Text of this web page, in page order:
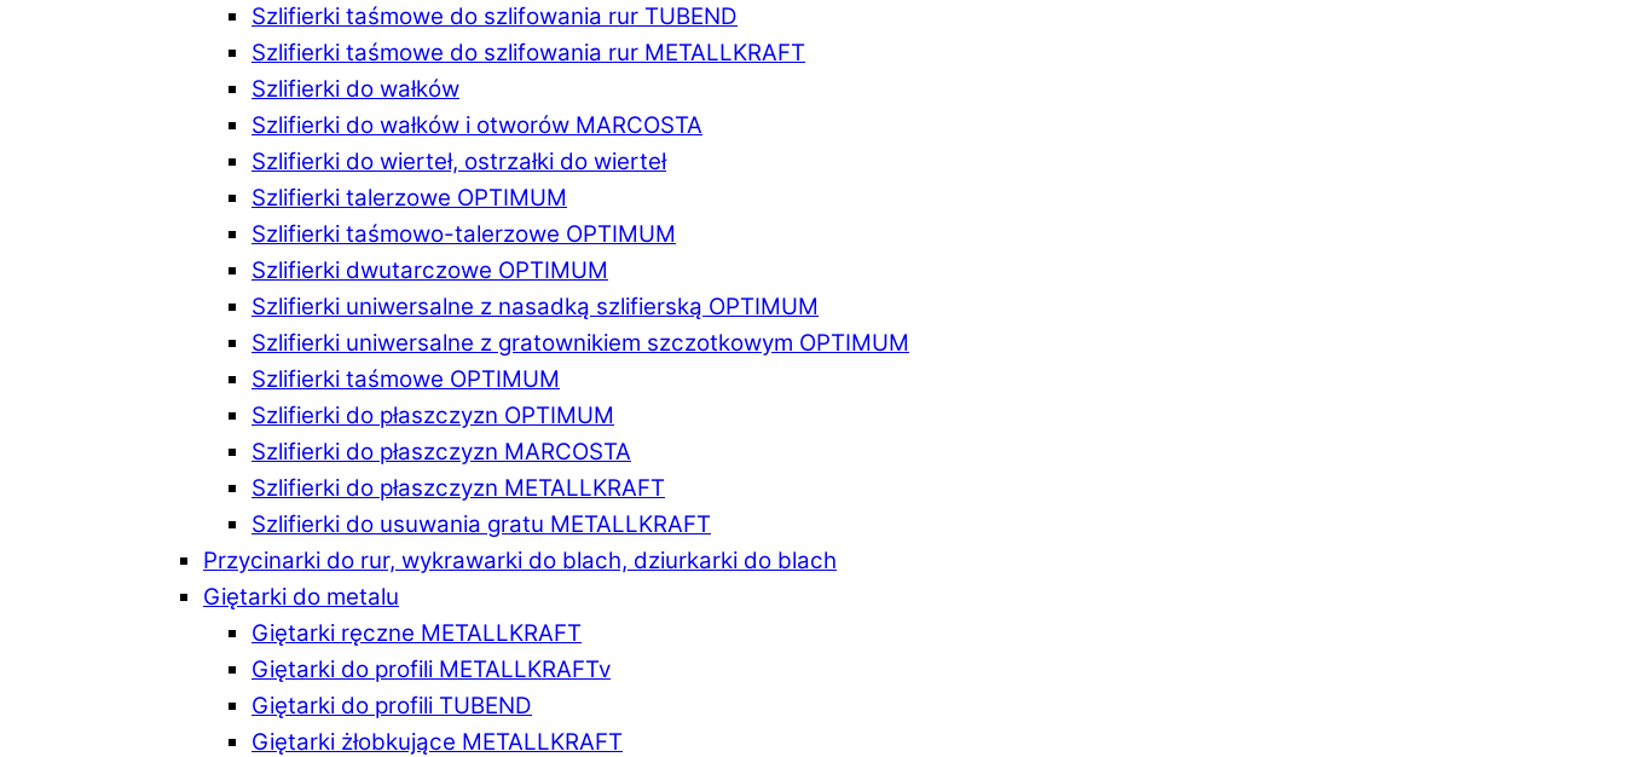
Szlifierki taśmowe do szlifowania rur TUBEND
Szlifierki taśmowe do szlifowania rur METALLKRAFT
Szlifierki do wałków
Szlifierki do wałków i otworów MARCOSTA
Szlifierki do wierteł, ostrzałki do wierteł
Szlifierki talerzowe OPTIMUM
Szlifierki taśmowo-talerzowe OPTIMUM
Szlifierki dwutarczowe OPTIMUM
Szlifierki uniwersalne z nasadką szlifierską OPTIMUM
Szlifierki uniwersalne z gratownikiem szczotkowym OPTIMUM
Szlifierki taśmowe OPTIMUM
Szlifierki do płaszczyzn OPTIMUM
Szlifierki do płaszczyzn MARCOSTA
Szlifierki do płaszczyzn METALLKRAFT
Szlifierki do usuwania gratu METALLKRAFT
Przycinarki do rur, wykrawarki do blach, dziurkarki do blach
Giętarki do metalu
Giętarki ręczne METALLKRAFT
Giętarki do profili METALLKRAFTv
Giętarki do profili TUBEND
Giętarki żłobkujące METALLKRAFT